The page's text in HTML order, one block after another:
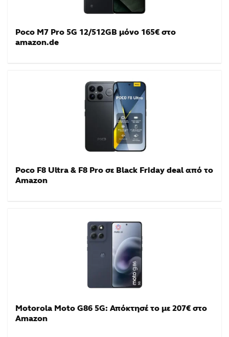
Poco M7 Pro 5G 12/512GB μόνο 165€ στο
amazon.de
Poco F8 Ultra & F8 Pro σε Black Friday deal από το
Amazon
Motorola Moto G86 5G: Απόκτησέ το με 207€ στο
Amazon